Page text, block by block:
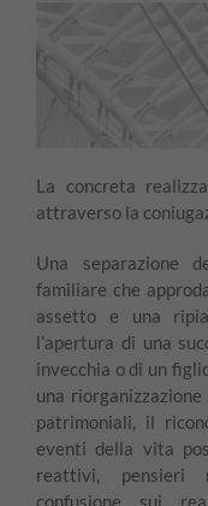
La concreta
attraverso la
Una separazione
familiare che
assetto e una
l’apertura di una
invecchia o di un
una
patrimoniali, il
eventi della vita
reattivi, pensieri
confusione sui